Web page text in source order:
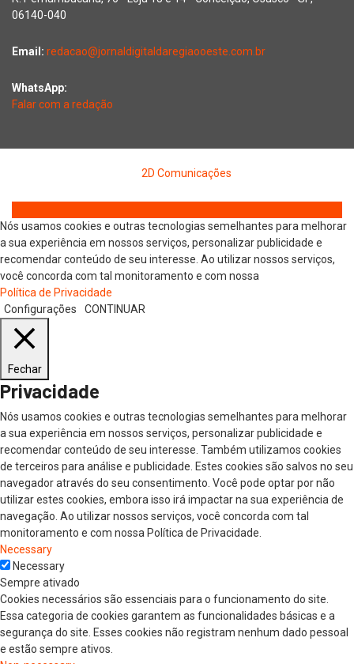
06140-040
Email: redacao@jornaldigitaldaregiaooeste.com.br
WhatsApp:
Falar com a redação
2D Comunicações
Nós usamos cookies e outras tecnologias semelhantes para melhorar
a sua experiência em nossos serviços, personalizar publicidade e
recomendar conteúdo de seu interesse. Ao utilizar nossos serviços,
você concorda com tal monitoramento e com nossa
Política de Privacidade
Configurações
CONTINUAR
Fechar
Privacidade
Nós usamos cookies e outras tecnologias semelhantes para melhorar
a sua experiência em nossos serviços, personalizar publicidade e
recomendar conteúdo de seu interesse. Também utilizamos cookies
de terceiros para análise e publicidade. Estes cookies são salvos no seu
navegador através do seu consentimento. Você pode optar por não
utilizar estes cookies, embora isso irá impactar na sua experiência de
navegação. Ao utilizar nossos serviços, você concorda com tal
monitoramento e com nossa Política de Privacidade.
Necessary
Necessary
Sempre ativado
Cookies necessários são essenciais para o funcionamento do site.
Essa categoria de cookies garantem as funcionalidades básicas e a
segurança do site. Esses cookies não registram nenhum dado pessoal
e estão sempre ativos.